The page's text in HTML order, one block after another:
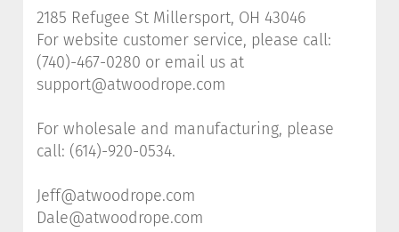
2185 Refugee St Millersport, OH 43046
For website customer service, please call:
(740)-467-0280 or email us at
support@atwoodrope.com
For wholesale and manufacturing, please
call: (614)-920-0534.
Jeff@atwoodrope.com
Dale@atwoodrope.com